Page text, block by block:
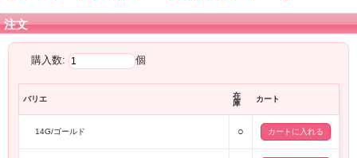
注文
購入数: 個
バリエ
在
庫
カート
14G/ゴールド ○